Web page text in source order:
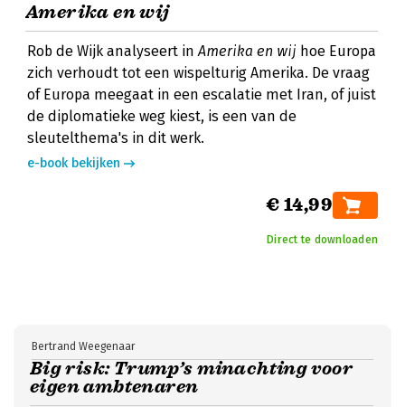
Amerika en wij
Rob de Wijk analyseert inAmerika en wij hoe Europa
zich verhoudt tot een wispelturig Amerika. De vraag
of Europa meegaat in een escalatie met Iran, of juist
de diplomatieke weg kiest, is een van de
sleutelthema's in dit werk.
e-book bekijken
€ 14,99
Direct te downloaden
Big risk: Trump’s minachting voor
eigen ambtenaren
Bertrand Weegenaar